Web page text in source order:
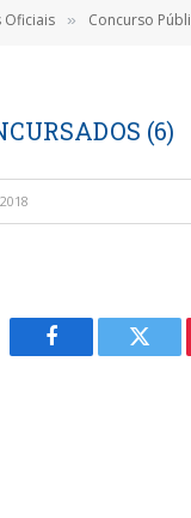
Oficiais » Concurso
(6)
Facebook